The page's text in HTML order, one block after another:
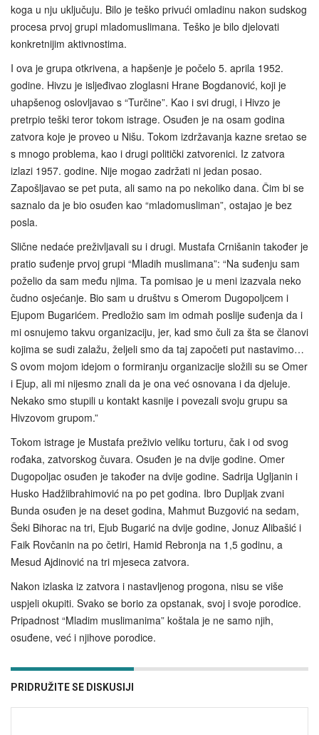
koga u nju uključuju. Bilo je teško privući omladinu nakon sudskog
procesa prvoj grupi mladomuslimana. Teško je bilo djelovati
konkretnijim aktivnostima.
I ova je grupa otkrivena, a hapšenje je počelo 5. aprila 1952.
godine. Hivzu je isljeđivao zloglasni Hrane Bogdanović, koji je
uhapšenog oslovljavao s “Turčine”. Kao i svi drugi, i Hivzo je
pretrpio teški teror tokom istrage. Osuđen je na osam godina
zatvora koje je proveo u Nišu. Tokom izdržavanja kazne sretao se
s mnogo problema, kao i drugi politički zatvorenici. Iz zatvora
izlazi 1957. godine. Nije mogao zadržati ni jedan posao.
Zapošljavao se pet puta, ali samo na po nekoliko dana. Čim bi se
saznalo da je bio osuđen kao “mladomusliman”, ostajao je bez
posla.
Slične nedaće preživljavali su i drugi. Mustafa Crnišanin također je
pratio suđenje prvoj grupi “Mladih muslimana”: “Na suđenju sam
poželio da sam među njima. Ta pomisao je u meni izazvala neko
čudno osjećanje. Bio sam u društvu s Omerom Dugopoljcem i
Ejupom Bugarićem. Predložio sam im odmah poslije suđenja da i
mi osnujemo takvu organizaciju, jer, kad smo čuli za šta se članovi
kojima se sudi zalažu, željeli smo da taj započeti put nastavimo…
S ovom mojom idejom o formiranju organizacije složili su se Omer
i Ejup, ali mi nijesmo znali da je ona već osnovana i da djeluje.
Nekako smo stupili u kontakt kasnije i povezali svoju grupu sa
Hivzovom grupom.”
Tokom istrage je Mustafa preživio veliku torturu, čak i od svog
rođaka, zatvorskog čuvara. Osuđen je na dvije godine. Omer
Dugopoljac osuđen je također na dvije godine. Sadrija Ugljanin i
Husko Hadžiibrahimović na po pet godina. Ibro Dupljak zvani
Bunda osuđen je na deset godina, Mahmut Buzgović na sedam,
Šeki Bihorac na tri, Ejub Bugarić na dvije godine, Jonuz Alibašić i
Faik Rovčanin na po četiri, Hamid Rebronja na 1,5 godinu, a
Mesud Ajdinović na tri mjeseca zatvora.
Nakon izlaska iz zatvora i nastavljenog progona, nisu se više
uspjeli okupiti. Svako se borio za opstanak, svoj i svoje porodice.
Pripadnost “Mladim muslimanima” koštala je ne samo njih,
osuđene, već i njihove porodice.
PRIDRUŽITE SE DISKUSIJI